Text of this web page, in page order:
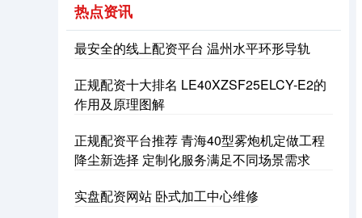
深证成指 14110.12 -34.08 -0.24%
热点资讯
最安全的线上配资平台 温州水平环形导轨
正规配资十大排名 LE40XZSF25ELCY-E2的
作用及原理图解
正规配资平台推荐 青海40型雾炮机定做工程
降尘新选择 定制化服务满足不同场景需求
实盘配资网站 卧式加工中心维修